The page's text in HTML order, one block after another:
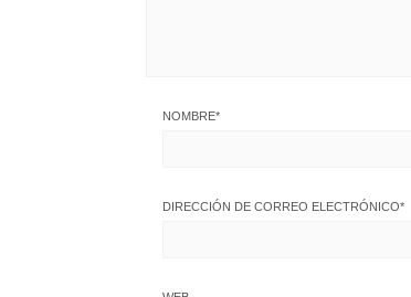
NOMBRE*
DIRECCIÓN DE CORREO ELECTRÓNICO*